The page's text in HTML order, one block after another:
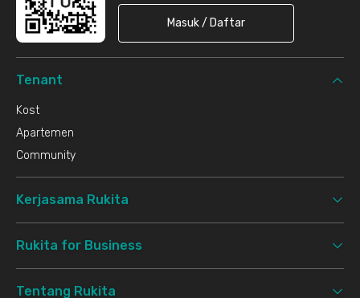
Masuk / Daftar
Tenant
Kost
Apartemen
Community
Kerjasama Rukita
Rukita for Business
Tentang Rukita